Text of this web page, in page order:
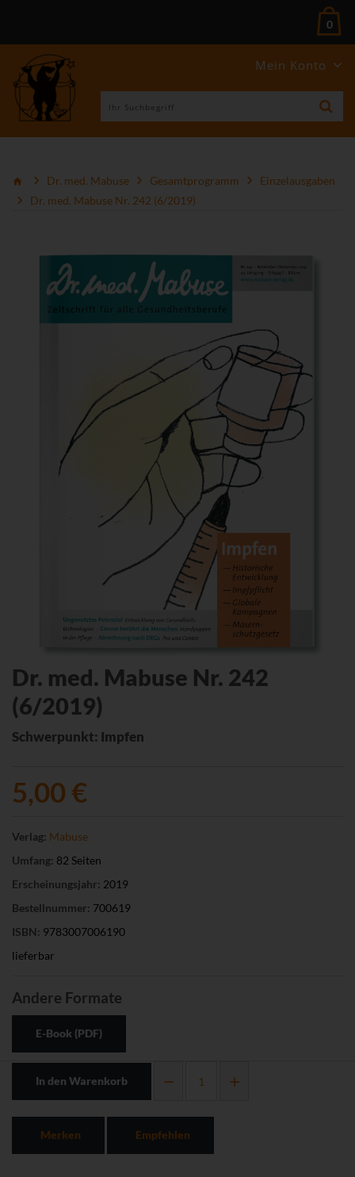
Mein Konto
0
Dr. med. Mabuse Gesamtprogramm
Einzelausgaben
Dr. med. Mabuse Nr. 242 (6/2019)
Dr. med. Mabuse Nr. 242
(6/2019)
Schwerpunkt: Impfen
5,00 €
Verlag: Mabuse
Umfang: 82 Seiten
Erscheinungsjahr: 2019
Bestellnummer: 700619
ISBN: 9783007006190
lieferbar
Andere Formate
E-Book (PDF)
In den Warenkorb
Merken Empfehlen